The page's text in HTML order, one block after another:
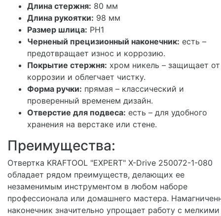
Длина стержня: 80 мм
Длина рукоятки: 98 мм
Размер шлица: PH1
Черненый прецизионный наконечник: есть –
предотвращает износ и коррозию.
Покрытие стержня: хром никель – защищает от
коррозии и облегчает чистку.
Форма ручки: прямая – классический и
проверенный временем дизайн.
Отверстие для подвеса: есть – для удобного
хранения на верстаке или стене.
Преимущества:
Отвертка KRAFTOOL "EXPERT" X-Drive 250072-1-080
обладает рядом преимуществ, делающих ее
незаменимым инструментом в любом наборе
профессионала или домашнего мастера.
наконечник значительно упрощает работу с мелкими